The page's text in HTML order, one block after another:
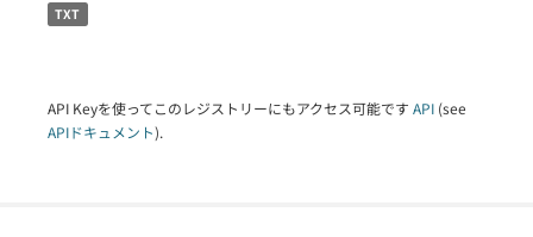
TXT
API Keyを使ってこのレジストリーにもアクセス可能です API (see
APIドキュメント).